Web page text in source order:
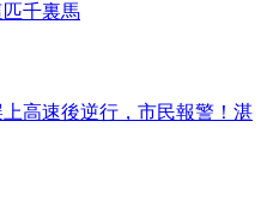
千裏馬
高速後逆行，市民報警！湛